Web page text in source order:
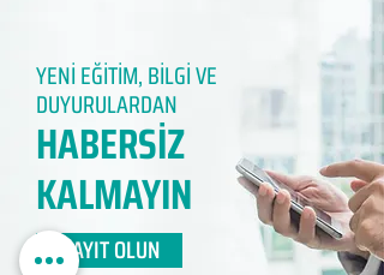
YENİ EĞİTİM, BİLGİ VE
DUYURULARDAN
HABERSİZ
KALMAYIN​
KAYIT OLUN